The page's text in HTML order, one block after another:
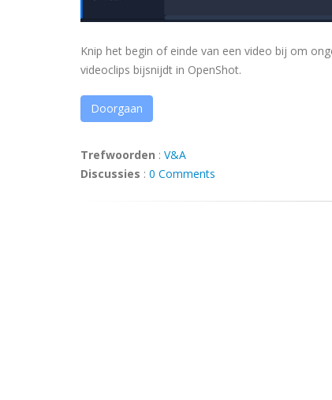
Knip het begin of einde van een video bij om
videoclips bijsnijdt in OpenShot.
Doorgaan
Trefwoorden : V&A
Discussies : 0 Comments